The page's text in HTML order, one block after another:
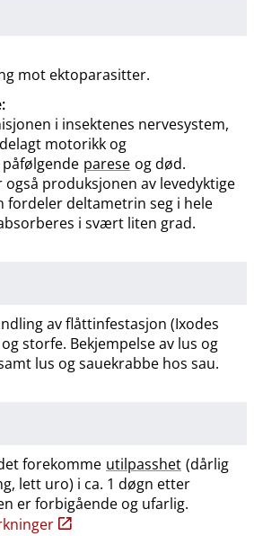
mot ektoparasitter.
i insektenes nervesystem,
motorikk og
parese og død.
produksjonen av levedyktige
fordeler deltametrin seg i hele
i svært liten grad.
av flåttinfestasjon (Ixodes
storfe. Bekjempelse av lus og
lus og sauekrabbe hos sau.
forekomme utilpasshet (dårlig
lett uro) i ca. 1 døgn etter
er forbigående og ufarlig.